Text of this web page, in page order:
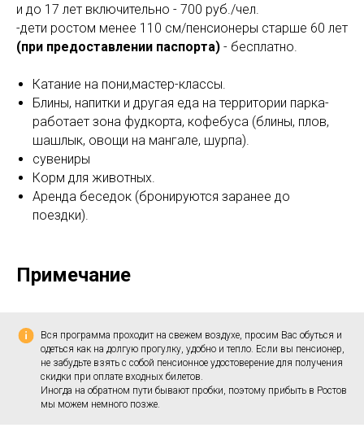
и до 17 лет включительно - 700 руб./чел.
-дети ростом менее 110 см/пенсионеры старше 60 лет
(при предоставлении паспорта) - бесплатно.
Катание на пони,мастер-классы.
Блины, напитки и другая еда на территории парка-
работает зона фудкорта, кофебуса (блины, плов,
шашлык, овощи на мангале, шурпа).
сувениры
Корм для животных.
Аренда беседок (бронируются заранее до
поездки).
Примечание
Вся программа проходит на свежем воздухе, просим Вас обуться и
одеться как на долгую прогулку, удобно и тепло. Если вы пенсионер,
не забудьте взять с собой пенсионное удостоверение для получения
скидки при оплате входных билетов.
Иногда на обратном пути бывают пробки, поэтому прибыть в Ростов
мы можем немного позже.